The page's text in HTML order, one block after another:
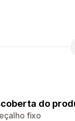
do
fixo